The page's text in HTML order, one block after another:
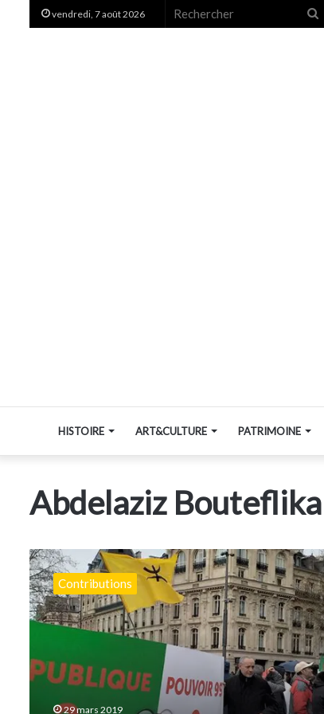
vendredi, 7 août 2026
HISTOIRE ART&CULTURE PATRIMOINE
Abdelaziz Bouteflika
Tenir
le
cap
de
la
République
!
Contributions
29 mars 2019